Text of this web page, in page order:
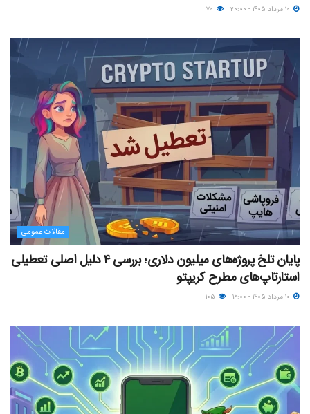
مقالات عمومی
پایان تلخ پروژه‌های میلیون دلاری؛ بررسی ۴ دلیل اصلی تعطیلی
استارتاپ‌های مطرح کریپتو